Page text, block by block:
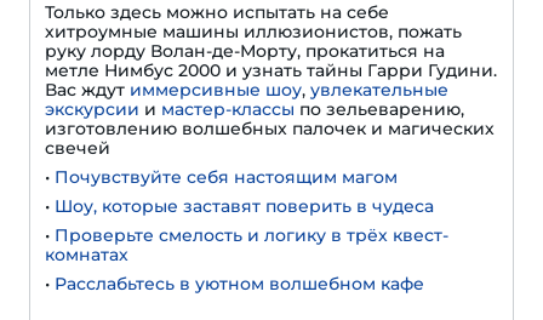
Только здесь можно испытать на себе
хитроумные машины иллюзионистов, пожать
руку лорду Волан-де-Морту, прокатиться на
метле Нимбус 2000 и узнать тайны Гарри Гудини.
Вас ждут иммерсивные шоу, увлекательные
экскурсии и мастер-классы по зельеварению,
изготовлению волшебных палочек и магических
свечей
• Почувствуйте себя настоящим магом
• Шоу, которые заставят поверить в чудеса
• Проверьте смелость и логику в трёх квест-
комнатах
• Расслабьтесь в уютном волшебном кафе